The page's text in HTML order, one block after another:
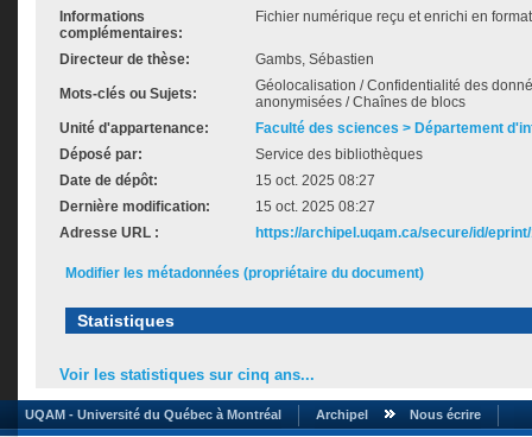
Informations
complémentaires:
Fichier numérique reçu et enrichi en
Directeur de thèse: Gambs, Sébastien
Mots-clés ou Sujets:
Géolocalisation / Confidentialité des
anonymisées / Chaînes de blocs
Unité d'appartenance:
Faculté des sciences > Département
Déposé par:
Service des bibliothèques
Date de dépôt:
15 oct. 2025 08:27
Dernière modification:
15 oct. 2025 08:27
Adresse URL :
https://archipel.uqam.ca/secure/id/
Modifier les métadonnées (propriétaire du document)
Statistiques
Voir les statistiques sur cinq ans...
UQAM - Université du Québec à Montréal Archipel Nous écrire